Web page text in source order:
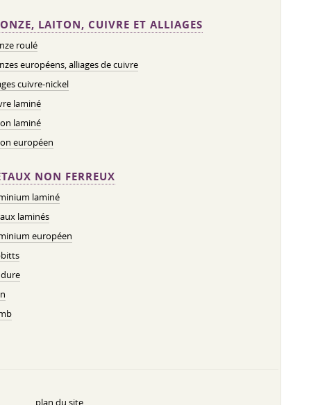
LAITON, CUIVRE ET ALLIAGES
roulé
européens, alliages de cuivre
cuivre-nickel
laminé
laminé
européen
NON FERREUX
laminé
laminés
européen
plan du site